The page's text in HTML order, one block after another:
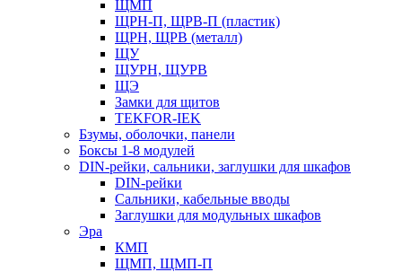
ЩМП
ЩРН-П, ЩРВ-П (пластик)
ЩРН, ЩРВ (металл)
ЩУ
ЩУРН, ЩУРВ
ЩЭ
Замки для щитов
TEKFOR-IEK
Бзумы, оболочки, панели
Боксы 1-8 модулей
DIN-рейки, сальники, заглушки для шкафов
DIN-рейки
Сальники, кабельные вводы
Заглушки для модульных шкафов
Эра
КМП
ЩМП, ЩМП-П